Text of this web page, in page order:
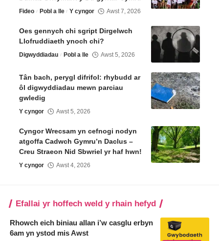
Fideo Pobl a lle Y cyngor Awst 7, 2026
Oes gennych chi sgript Dirgelwch
Llofruddiaeth ynoch chi?
Digwyddiadau Pobl a lle Awst 5, 2026
Tân bach, perygl difrifol: rhybudd ar
ôl digwyddiadau mewn parciau
gwledig
Y cyngor Awst 5, 2026
Cyngor Wrecsam yn cefnogi nodyn
atgoffa Cadwch Gymru’n Daclus –
Creu Straeon Nid Sbwriel yr haf hwn!
Y cyngor Awst 4, 2026
Efallai yr hoffech weld y rhain hefyd
Rhowch eich biniau allan i’w casglu erbyn
6am yn ystod mis Awst